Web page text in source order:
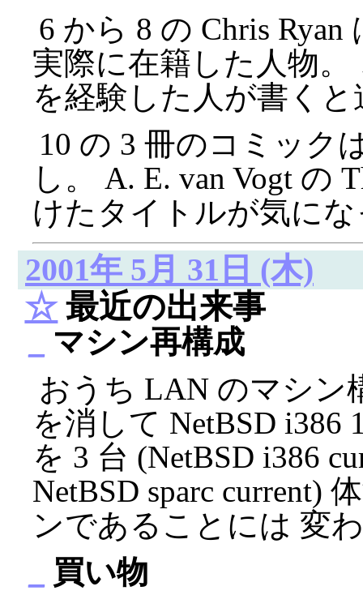
6 から 8 の Chris
実際に在籍した人物
を経験した人が書く
10 の 3 冊のコミック
し。 A. E. van Vogt の
けたタイトルが気に
2001年 5月 31日 (木)
☆最近の出来事
マシン再構成
おうち LAN のマシン
を消して NetBSD i386
を 3 台 (NetBSD i386
NetBSD sparc current)
ンであることには 変
買い物